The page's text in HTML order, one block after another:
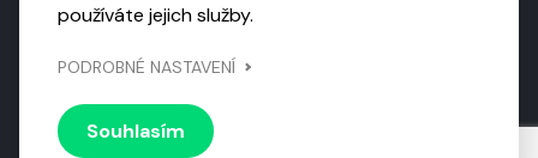
Národní knihovnou ČR
© 2026 Visiongame. Všechna práva vyhrazena.
používáte jejich služby.
PODROBNÉ NASTAVENÍ
Souhlasím